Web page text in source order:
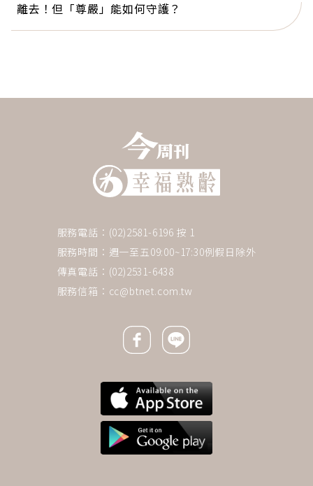
離去！但「尊嚴」能如何守護？
服務電話：(02)2581-6196 按 1
服務時間：週一至五09:00~17:30例假日除外
傳真電話：(02)2531-6438
服務信箱： cc@btnet.com.tw
Facebook icon
Line icon